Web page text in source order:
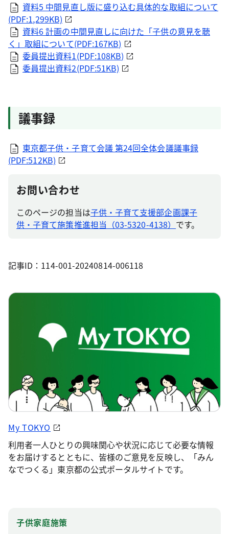
資料5 中間見直し版に盛り込む具体的な取組について
(PDF:1,299KB)
資料6 計画の中間見直しに向けた「子供の意見を聴
く」取組について(PDF:167KB)
委員提出資料1(PDF:108KB)
委員提出資料2(PDF:51KB)
議事録
東京都子供・子育て会議 第24回全体会議議事録
(PDF:512KB)
お問い合わせ
このページの担当は子供・子育て支援部企画課子
供・子育て施策推進担当（03-5320-4138） です。
記事ID：114-001-20240814-006118
My TOKYO
利用者一人ひとりの興味関心や状況に応じて必要な情報
をお届けするとともに、皆様のご意見を反映し、「みん
なでつくる」東京都の公式ポータルサイトです。
子供家庭施策